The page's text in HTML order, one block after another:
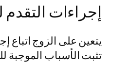
إجراءات التقدم
يتعين على الزوج
تثبت الأسباب الموجبة